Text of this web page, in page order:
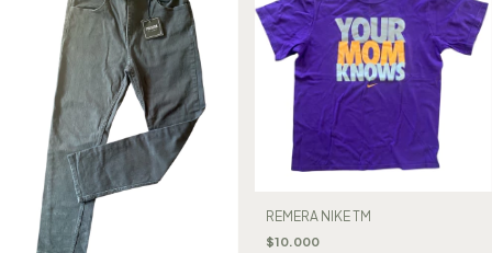
REMERA NIKE TM
$10.000